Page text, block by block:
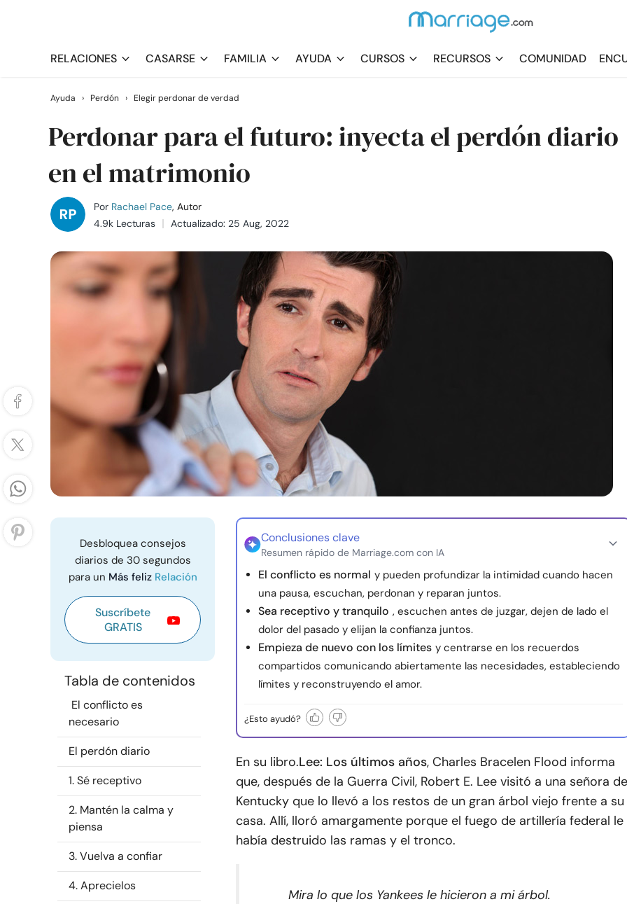
RELACIONES CASARSE FAMILIA AYUDA CURSOS RECURSOS COMUNIDAD
Ayuda › Perdón › Elegir perdonar de verdad
Perdonar para el futuro: inyecta el perdón diario
en el matrimonio
Por Rachael Pace, Autor
4.9k Lecturas
Actualizado: 25 Aug, 2022
Desbloquea consejos
diarios de 30 segundos
para un Más feliz Relación
Suscríbete
GRATIS
Tabla de contenidos
El conflicto es
necesario
El perdón diario
1. Sé receptivo
2. Mantén la calma y
piensa
3. Vuelva a confiar
4. Aprecielos
Conclusiones clave
Resumen rápido de Marriage.com con IA
El conflicto es normal y pueden profundizar la intimidad cuando hacen
una pausa, escuchan, perdonan y reparan juntos.
Sea receptivo y tranquilo , escuchen antes de juzgar, dejen de lado el
dolor del pasado y elijan la confianza juntos.
Empieza de nuevo con los límites y centrarse en los recuerdos
compartidos comunicando abiertamente las necesidades, estableciendo
límites y reconstruyendo el amor.
¿Esto ayudó?
En su libro.Lee: Los últimos años, Charles Bracelen Flood informa
que, después de la Guerra Civil, Robert E. Lee visitó a una señora de
Kentucky que lo llevó a los restos de un gran árbol viejo frente a su
casa. Allí, lloró amargamente porque el fuego de artillería federal le
había destruido las ramas y el tronco.
Mira lo que los Yankees le hicieron a mi árbol.